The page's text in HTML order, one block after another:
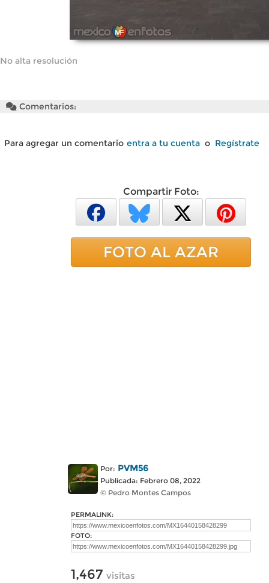
No alta resolución
Comentarios:
Para agregar un comentario entra a tu cuenta o Regístrate
Compartir Foto:
FOTO AL AZAR
Por: PVM56
Publicada: Febrero 08, 2022
© Pedro Montes Campos
PERMALINK:
FOTO:
1,467 visitas